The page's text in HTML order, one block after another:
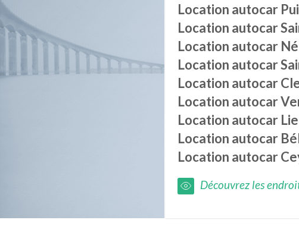
Location autocar
Location autocar
Location autocar
Location autocar
Location autocar
Location autocar
Location autocar
Location autocar
Location autocar
Découvrez les